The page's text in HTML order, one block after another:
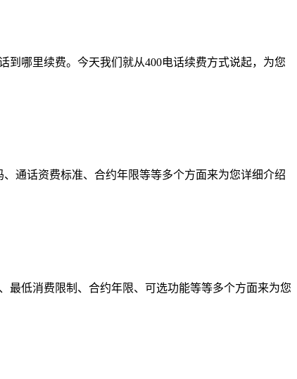
到哪里续费。今天我们就从400电话续费方式说起，为您
通话资费标准、合约年限等等多个方面来为您详细介绍
最低消费限制、合约年限、可选功能等等多个方面来为您